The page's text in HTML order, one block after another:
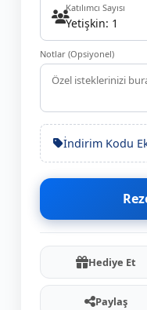
Katılımcı Sayısı
Yetişkin: 1
Notlar (Opsiyonel)
İndirim Kodu
Hediye Et
Paylaş